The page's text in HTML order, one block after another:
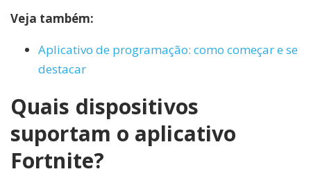
Veja também:
Aplicativo de programação: como começar e se
destacar
Quais dispositivos
suportam o aplicativo
Fortnite?